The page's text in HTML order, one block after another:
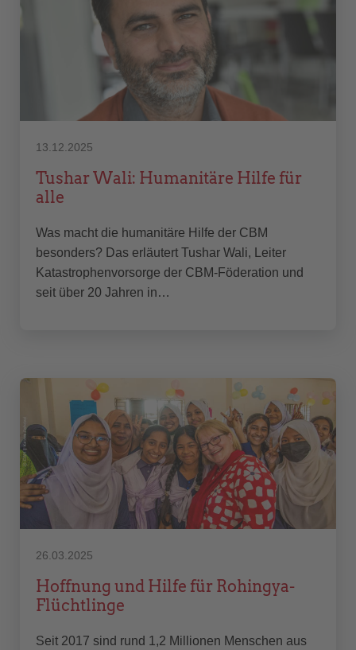
13.12.2025
Tushar Wali: Humanitäre Hilfe für
alle
Was macht die humanitäre Hilfe der CBM
besonders? Das erläutert Tushar Wali, Leiter
Katastrophenvorsorge der CBM-Föderation und
seit über 20 Jahren in…
26.03.2025
Hoffnung und Hilfe für Rohingya-
Flüchtlinge
Seit 2017 sind rund 1,2 Millionen Menschen aus